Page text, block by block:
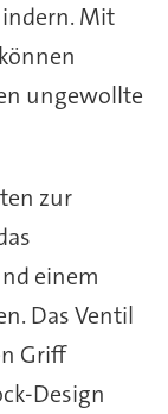
Mit
ungewollte
zur
einem
Das Ventil
Griff
Design